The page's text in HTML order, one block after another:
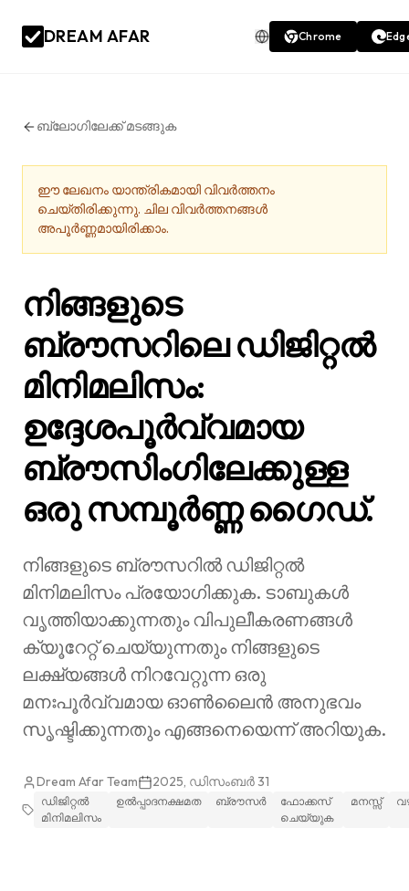
DREAM AFAR Chrome
ബ്ലോഗിലേക്ക് മടങ്ങുക
ഈ ലേഖനം യാന്ത്രികമായി വിവർത്തനം
ചെയ്തിരിക്കുന്നു. ചില വിവർത്തനങ്ങൾ
അപൂർണ്ണമായിരിക്കാം.
നിങ്ങളുടെ
ബ്രൗസറിലെ ഡിജിറ്റൽ
മിനിമലിസം:
ഉദ്ദേശപൂർവ്വമായ
ബ്രൗസിംഗിലേക്കുള്ള
ഒരു സമ്പൂർണ്ണ ഗൈഡ്.
നിങ്ങളുടെ ബ്രൗസറിൽ ഡിജിറ്റൽ
മിനിമലിസം പ്രയോഗിക്കുക. ടാബുകൾ
വൃത്തിയാക്കുന്നതും വിപുലീകരണങ്ങൾ
ക്യൂറേറ്റ് ചെയ്യുന്നതും നിങ്ങളുടെ
ലക്ഷ്യങ്ങൾ നിറവേറ്റുന്ന ഒരു
മനഃപൂർവ്വമായ ഓൺലൈൻ അനുഭവം
സൃഷ്ടിക്കുന്നതും എങ്ങനെയെന്ന് അറിയുക.
Dream Afar Team 2025, ഡിസംബർ 31
ഡിജിറ്റൽ
മിനിമലിസം
ഉല്‍‌പ്പാദനക്ഷമത ബ്രൗസർ
ഫോക്കസ്
ചെയ്യുക
മനസ്സ്